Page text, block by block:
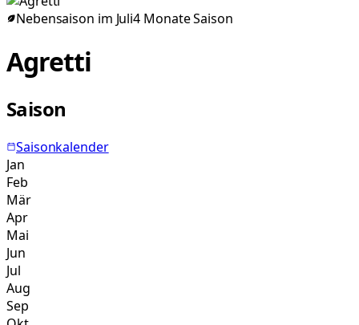
Nebensaison im Juli4 MonateSaison
Agretti
Saison
Saisonkalender
Jan
Feb
Mär
Apr
Mai
Jun
Jul
Aug
Sep